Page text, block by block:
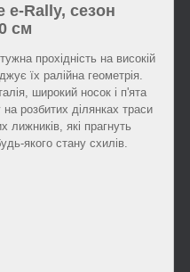
e-Rally, сезон
см
прохідність на високій
їх ралійна геометрія.
широкий носок і п'ята
розбитих ділянках траси
лижників, які прагнуть
якого стану схилів.